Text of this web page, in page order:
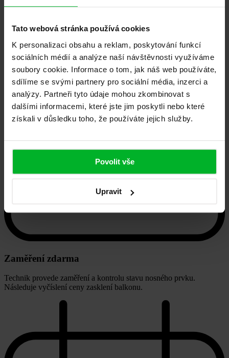
Tato webová stránka používá cookies
K personalizaci obsahu a reklam, poskytování funkcí
sociálních médií a analýze naší návštěvnosti využíváme
soubory cookie. Informace o tom, jak náš web používáte,
sdílíme se svými partnery pro sociální média, inzerci a
analýzy. Partneři tyto údaje mohou zkombinovat s
dalšími informacemi, které jste jim poskytli nebo které
získali v důsledku toho, že používáte jejich služby.
Povolit vše
Upravit
Bližší informace při objednání zaměření lodžie.
Zaměření zdarma
Technik provede zaměření a kontrolu stavu nosného prvku.
Následuje vyčíslení ceny zasklení balkonu.